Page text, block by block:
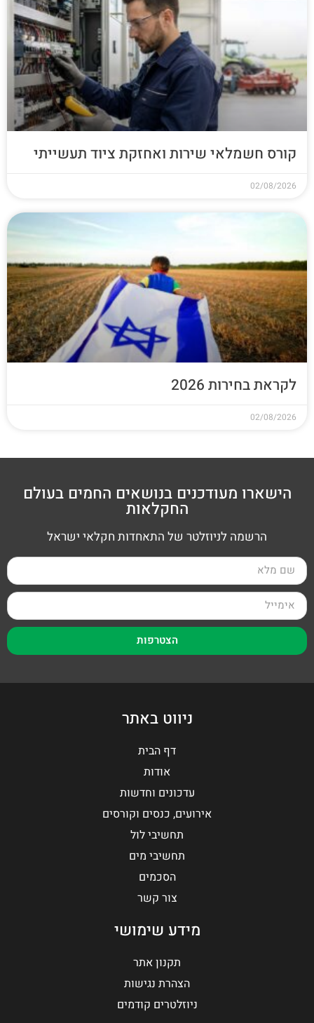
קורס חשמלאי שירות ואחזקת ציוד תעשייתי
02/08/2026
לקראת בחירות 2026
02/08/2026
הישארו מעודכנים בנושאים החמים בעולם
החקלאות
הרשמה לניוזלטר של התאחדות חקלאי ישראל
הצטרפות
ניווט באתר
דף הבית
אודות
עדכונים וחדשות
אירועים, כנסים וקורסים
תחשיבי לול
תחשיבי מים
הסכמים
צור קשר
מידע שימושי
תקנון אתר
הצהרת נגישות
ניוזלטרים קודמים